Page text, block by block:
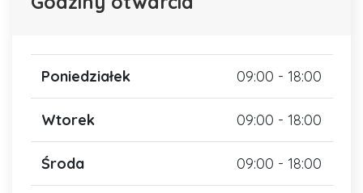
Poniedziałek 09:00 - 18:00
Wtorek 09:00 - 18:00
Środa 09:00 - 18:00